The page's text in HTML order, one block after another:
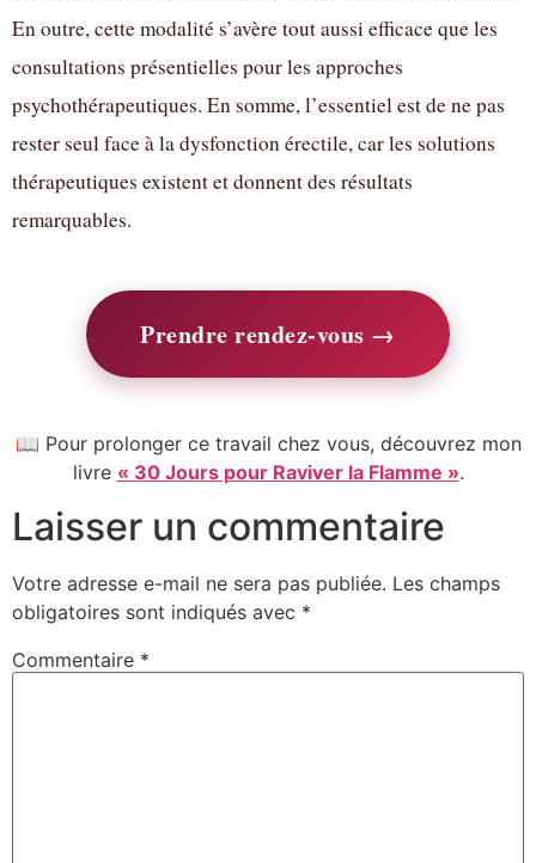
En outre, cette modalité s’avère tout aussi efficace que les
consultations présentielles pour les approches
psychothérapeutiques. En somme, l’essentiel est de ne pas
rester seul face à la dysfonction érectile, car les solutions
thérapeutiques existent et donnent des résultats
remarquables.
Prendre rendez-vous →
📖 Pour prolonger ce travail chez vous, découvrez mon
livre « 30 Jours pour Raviver la Flamme ».
Laisser un commentaire
Votre adresse e-mail ne sera pas publiée. Les champs
obligatoires sont indiqués avec *
Commentaire *